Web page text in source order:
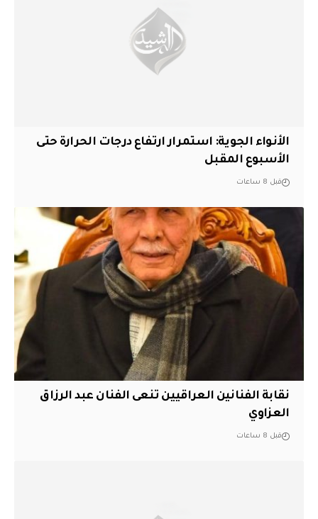
الأنواء الجوية: استمرار ارتفاع درجات الحرارة حتى
الأسبوع المقبل
قبل 8 ساعات
نقابة الفنانين العراقيين تنعى الفنان عبد الرزاق
العزاوي
قبل 8 ساعات